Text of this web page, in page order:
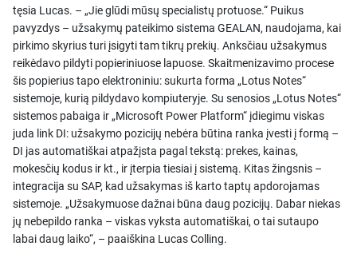
tęsia Lucas. – „Jie glūdi mūsų specialistų protuose.“ Puikus
pavyzdys – užsakymų pateikimo sistema GEALAN, naudojama, kai
pirkimo skyrius turi įsigyti tam tikrų prekių. Anksčiau užsakymus
reikėdavo pildyti popieriniuose lapuose. Skaitmenizavimo procese
šis popierius tapo elektroniniu: sukurta forma „Lotus Notes“
sistemoje, kurią pildydavo kompiuteryje. Su senosios „Lotus Notes“
sistemos pabaiga ir „Microsoft Power Platform“ įdiegimu viskas
juda link DI: užsakymo pozicijų nebėra būtina ranka įvesti į formą –
DI jas automatiškai atpažįsta pagal tekstą: prekes, kainas,
mokesčių kodus ir kt., ir įterpia tiesiai į sistemą. Kitas žingsnis –
integracija su SAP, kad užsakymas iš karto taptų apdorojamas
sistemoje. „Užsakymuose dažnai būna daug pozicijų. Dabar niekas
jų nebepildo ranka – viskas vyksta automatiškai, o tai sutaupo
labai daug laiko“, – paaiškina Lucas Colling.